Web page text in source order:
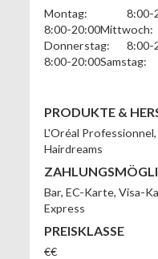
Montag:
8:00-
8:00-20:00Mittwoch:
Donnerstag:
8:00-
8:00-20:00Samstag:
PRODUKTE &
L'Oréal
Hairdreams
Bar, EC-Karte, Visa-
Express
PREISKLASSE
€€